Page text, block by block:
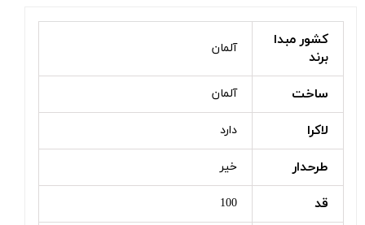
کشور مبدا
برند
آلمان
ساخت آلمان
لاکرا دارد
طرحدار خیر
قد 100